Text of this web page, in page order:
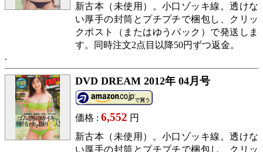
新古本（未使用）。小口ゾッキ線。透けな
い厚手の封筒とプチプチで梱包し、クリッ
クポスト（またはゆうパック）で発送しま
す。同時注文2点目以降50円ずつ返金。
DVD DREAM 2012年 04月号
価格 : 6,552 円
新古本（未使用）。小口ゾッキ線。透けな
い厚手の封筒とプチプチで梱包し、クリッ